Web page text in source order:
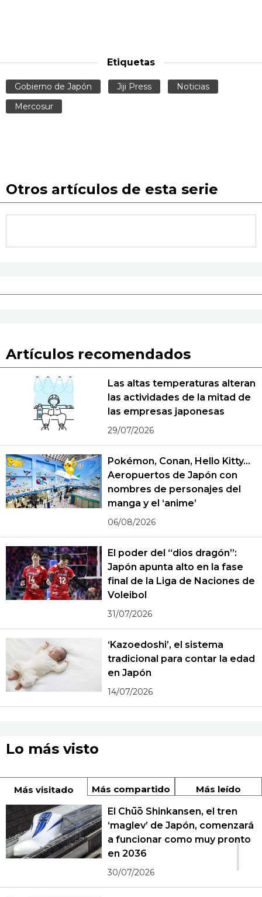
Etiquetas
Gobierno de Japón Jiji Press
Noticias
Mercosur
Otros artículos de esta serie
Artículos recomendados
Las altas temperaturas alteran
las actividades de la mitad de
las empresas japonesas
29/07/2026
Pokémon, Conan, Hello Kitty...
Aeropuertos de Japón con
nombres de personajes del
manga y el ‘anime’
06/08/2026
El poder del “dios dragón”:
Japón apunta alto en la fase
final de la Liga de Naciones de
Voleibol
31/07/2026
‘Kazoedoshi’, el sistema
tradicional para contar la edad
en Japón
14/07/2026
Lo más visto
Más visitado Más compartido Más leído
1
El Chūō Shinkansen, el tren
‘maglev’ de Japón, comenzará
a funcionar como muy pronto
en 2036
30/07/2026